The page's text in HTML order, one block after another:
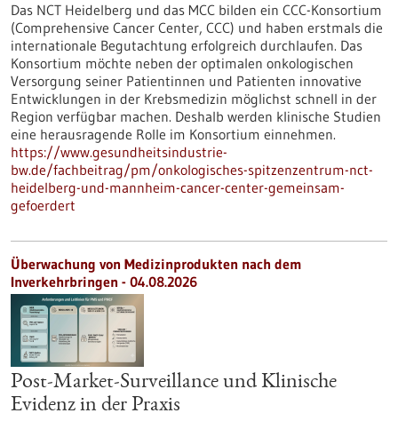
Das NCT Heidelberg und das MCC bilden ein CCC-Konsortium
(Comprehensive Cancer Center, CCC) und haben erstmals die
internationale Begutachtung erfolgreich durchlaufen. Das
Konsortium möchte neben der optimalen onkologischen
Versorgung seiner Patientinnen und Patienten innovative
Entwicklungen in der Krebsmedizin möglichst schnell in der
Region verfügbar machen. Deshalb werden klinische Studien
eine herausragende Rolle im Konsortium einnehmen.
https://www.gesundheitsindustrie-
bw.de/fachbeitrag/pm/onkologisches-spitzenzentrum-nct-
heidelberg-und-mannheim-cancer-center-gemeinsam-
gefoerdert
Überwachung von Medizinprodukten nach dem
Inverkehrbringen - 04.08.2026
Post-Market-Surveillance und Klinische
Evidenz in der Praxis